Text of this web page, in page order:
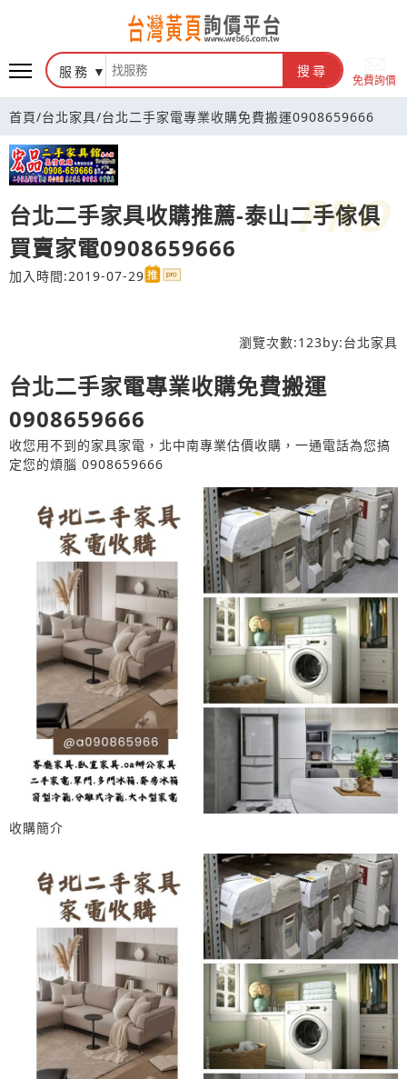
台灣黃頁詢價平台
服務 搜尋
免費詢價
首頁/台北家具/台北二手家電專業收購免費搬運0908659666
台北二手家具收購推薦-泰山二手傢俱
買賣家電0908659666
加入時間:2019-07-29
瀏覽次數:123by:台北家具
台北二手家電專業收購免費搬運
0908659666
收您用不到的家具家電，北中南專業估價收購，一通電話為您搞
定您的煩腦 0908659666
收購簡介